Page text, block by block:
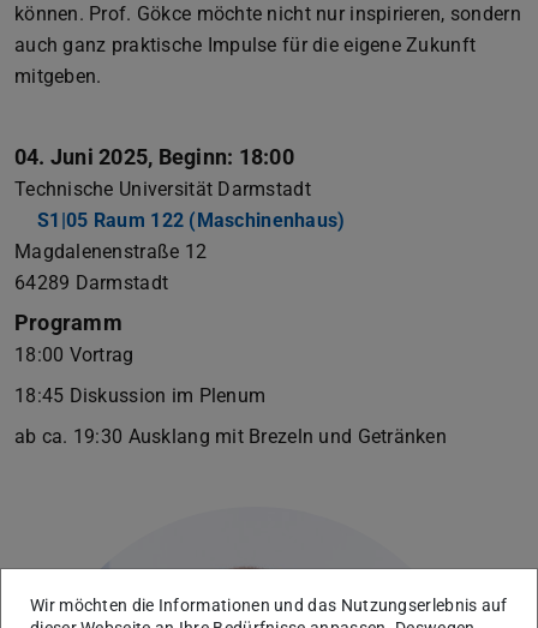
können. Prof. Gökce möchte nicht nur inspirieren, sondern
auch ganz praktische Impulse für die eigene Zukunft
mitgeben.
04. Juni 2025, Beginn: 18:00
Technische Universität Darmstadt
S1|05 Raum 122 (Maschinenhaus)
Magdalenenstraße 12
64289 Darmstadt
Programm
18:00 Vortrag
18:45 Diskussion im Plenum
ab ca. 19:30 Ausklang mit Brezeln und Getränken
Wir möchten die Informationen und das Nutzungserlebnis auf